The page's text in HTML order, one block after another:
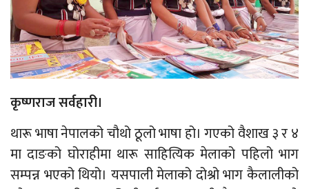
कृष्णराज सर्वहारी।
थारू भाषा नेपालको चौथो ठूलो भाषा हो। गएको वैशाख ३ र ४
मा दाङको घोराहीमा थारू साहित्यिक मेलाको पहिलो भाग
सम्पन्न भएको थियो। यसपाली मेलाको दोश्रो भाग कैलालीको